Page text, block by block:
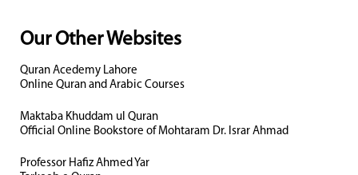
Our Other Websites
Quran Acedemy Lahore
Online Quran and Arabic Courses
Maktaba Khuddam ul Quran
Official Online Bookstore of Mohtaram Dr. Israr Ahmad
Professor Hafiz Ahmed Yar